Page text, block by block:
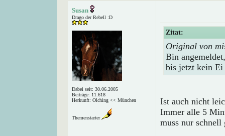
Susan
Drago der Rebell :D
Dabei seit: 30.06.2005
Beiträge: 11.618
Herkunft: Olching << München
Themenstarter
Zitat:
Original von
Bin
bis jetzt kein
Ist auch nicht
Immer alle 5
muss nur